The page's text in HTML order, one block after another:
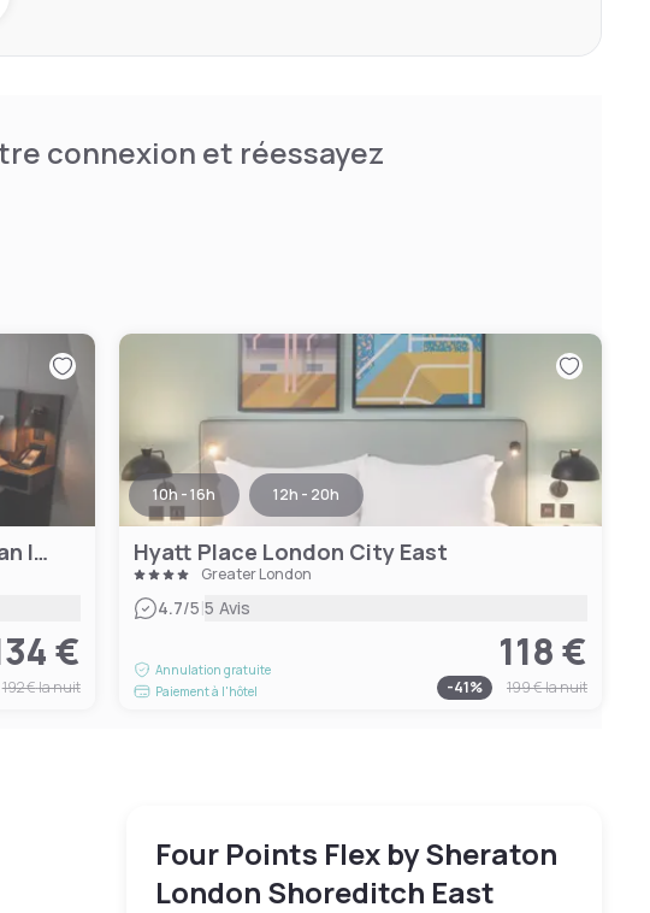
day
connexion et réessayez
Holiday Inn London - Whitechapel, an IHG Hotel
€
192 €la nuit
10h - 16h 12h - 20h
Hyatt Place London City East
Greater London
4.7/5|5 Avis
Annulation gratuite
Paiement à l'hôtel
118 €
-41% 199 €la nuit
Four Points Flex by Sheraton
London Shoreditch East